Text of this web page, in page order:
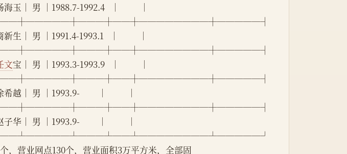
玉│ 男 │1988.7-1992.4   │          │
生│ 男 │1991.4-1993.1   │          │
文宝│ 男 │1993.3-1993.9   │          │
越│ 男 │1993.9-         │          │
华│ 男 │1993.9-         │          │
个，营业网点130个，营业面积3万平方米，全部固